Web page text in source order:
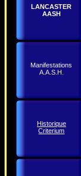
LANCASTER
AASH
Manifestations
A.A.S.H.
Historique
Criterium